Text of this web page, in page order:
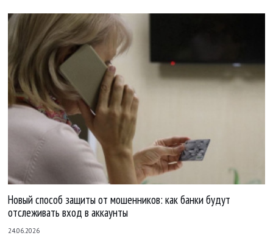
Новый способ защиты от мошенников: как банки будут
отслеживать вход в аккаунты
24.06.2026